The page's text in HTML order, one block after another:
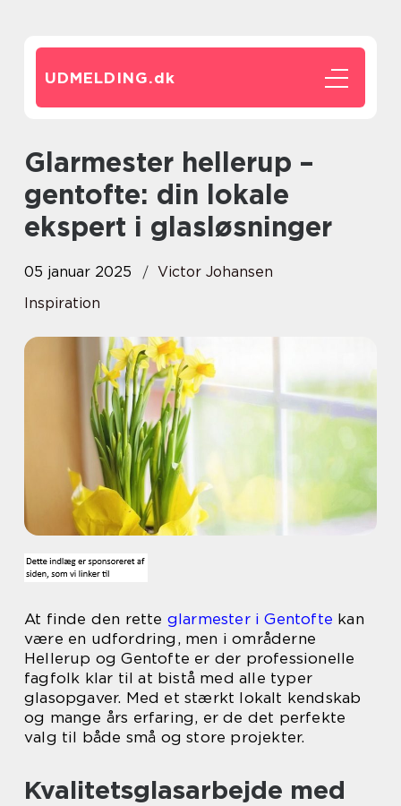
UDMELDING.dk
Glarmester hellerup –
gentofte: din lokale
ekspert i glasløsninger
05 januar 2025
Victor Johansen
Inspiration
At finde den rette glarmester i Gentofte kan
være en udfordring, men i områderne
Hellerup og Gentofte er der professionelle
fagfolk klar til at bistå med alle typer
glasopgaver. Med et stærkt lokalt kendskab
og mange års erfaring, er de det perfekte
valg til både små og store projekter.
Kvalitetsglasarbejde med